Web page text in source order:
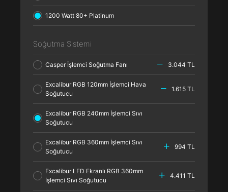
1200 Watt 80+ Platinum
Soğutma Sistemi
Casper İşlemci Soğutma Fanı 3.044 TL
Excalibur RGB 120mm İşlemci Hava
Soğutucu
1.615 TL
Excalibur RGB 240mm İşlemci Sıvı
Soğutucu
Excalibur RGB 360mm İşlemci Sıvı
Soğutucu
994 TL
Excalibur LED Ekranlı RGB 360mm
İşlemci Sıvı Soğutucu
4.411 TL